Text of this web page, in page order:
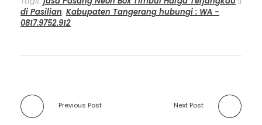
di Pasilian, Kabupaten Tangerang hubungi : WA -
0817.9752.912
Previous Post Next Post